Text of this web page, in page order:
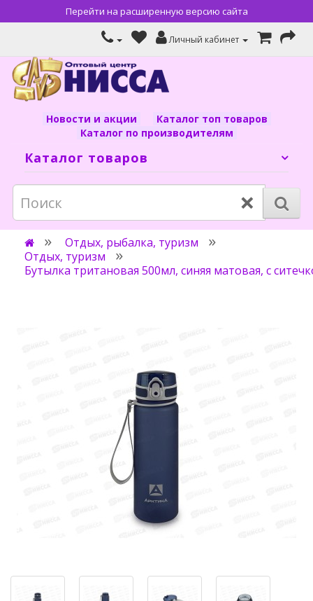
Перейти на расширенную версию сайта
Личный кабинет
Новости и акции
Каталог топ товаров
Каталог по производителям
Каталог товаров
×
Отдых, рыбалка, туризм
Отдых, туризм
Бутылка тритановая 500мл, синяя матовая, с